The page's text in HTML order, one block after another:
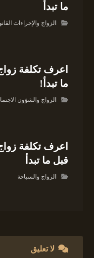
ما تبدأ
الزواج والإجراءات
اعرف تكلفة
ما تبدأ!
الزواج والشؤون
اعرف تكلفة
قبل ما تبدأ
الزواج والسياحة
لا تعليق